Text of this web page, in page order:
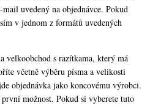
uvedený na objednávce. Pokud
v jednom z formátů uvedených
velkoobchod s razítkama, který má
včetně výběru písma a velikosti
objednávka jako koncovému výrobci.
možnost. Pokud si vyberete tuto